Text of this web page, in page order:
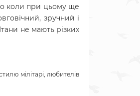
коли при цьому ще
зручний і
не мають різких
мілітарі, любителів